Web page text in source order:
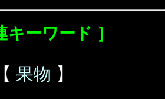
キーワード ］
【 果物 】